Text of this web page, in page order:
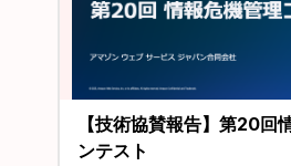
【技術協賛報告】第20回
ンテスト